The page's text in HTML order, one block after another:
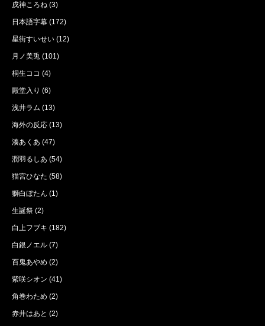
戌神ころね (3)
日本語字幕 (172)
星街すいせい (12)
月ノ美兎 (101)
桐生ココ (4)
殿堂入り (6)
浅井ラム (13)
海外の反応 (13)
湊あくあ (47)
潤羽るしあ (54)
猫宮ひなた (58)
獅白ぼたん (1)
生誕祭 (2)
白上フブキ (182)
白銀ノエル (7)
百鬼あやめ (2)
紫咲シオン (41)
角巻わため (2)
赤井はあと (2)